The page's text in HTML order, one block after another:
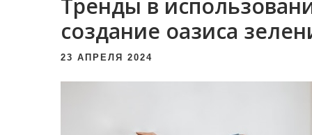
Тренды в
создание оазиса
23 АПРЕЛЯ 2024